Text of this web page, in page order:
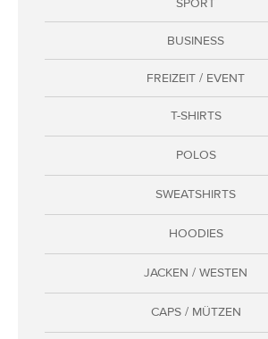
Adressen
Zahlungsarten
Bestellungen
Widerruf erklären
BUSINESS
FREIZEIT / EVENT
T-SHIRTS
POLOS
SWEATSHIRTS
HOODIES
JACKEN / WESTEN
CAPS / MÜTZEN